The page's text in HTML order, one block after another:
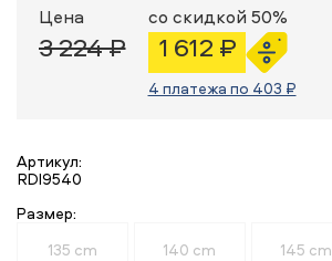
Цена
3 224 ₽
со скидкой 50%
1 612 ₽
4 платежа по 403 ₽
Артикул:
RDI9540
Размер:
135 cm
140 cm 145 cm